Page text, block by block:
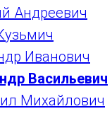
Андреевич
Иванович
Васильевич
Михайлович